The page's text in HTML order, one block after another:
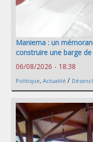
Maniema : un
construire une barge
06/08/2026 - 18:38
Politique, Actualité /